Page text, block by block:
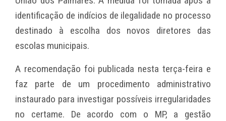
identificação de indícios de ilegalidade no processo
destinado à escolha dos novos diretores das
escolas municipais.
A recomendação foi publicada nesta terça-feira e
faz parte de um procedimento administrativo
instaurado para investigar possíveis irregularidades
no certame. De acordo com o MP, a gestão